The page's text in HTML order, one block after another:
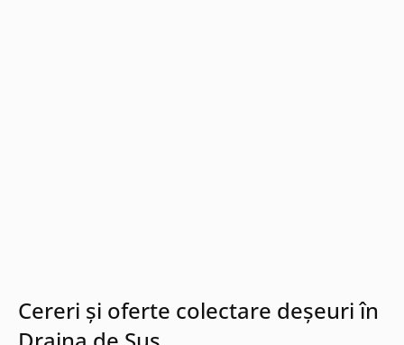
Cereri și oferte colectare deșeuri în